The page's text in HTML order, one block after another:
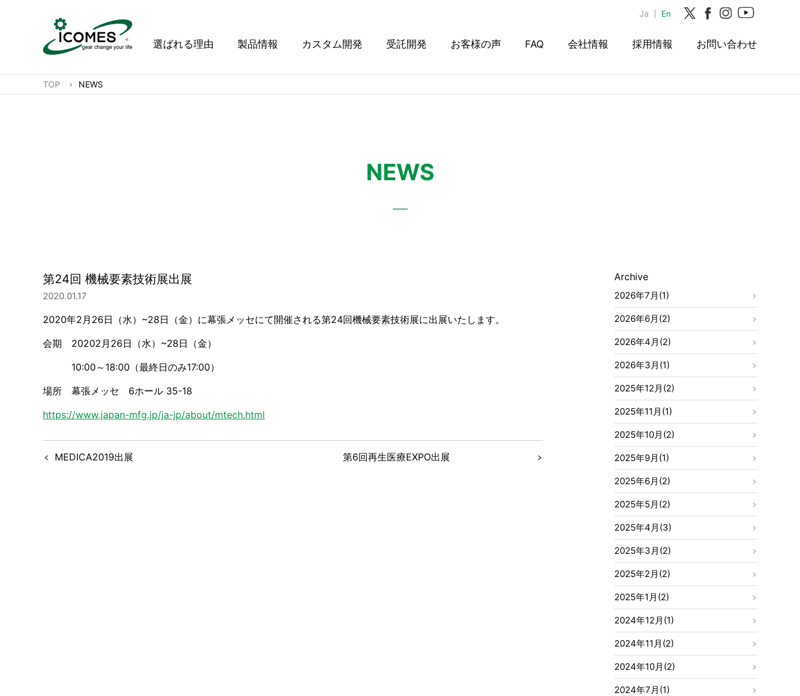
選ばれる理由 製品情報 カスタム開発 受託開発 お客様の声 FAQ 会社情報 採用情報 お問い合わせ
Ja En
TOP NEWS
NEWS
第24回 機械要素技術展出展
2020.01.17
2020年2月26日（水）~28日（金）に幕張メッセにて開催される第24回機械要素技術展に出展いたします。
会期 20202月26日（水）~28日（金）
10:00～18:00（最終日のみ17:00）
場所 幕張メッセ 6ホール 35-18
https://www.japan-mfg.jp/ja-jp/about/mtech.html
MEDICA2019出展 第6回再生医療EXPO出展
Archive
2026年7月(1)
2026年6月(2)
2026年4月(2)
2026年3月(1)
2025年12月(2)
2025年11月(1)
2025年10月(2)
2025年9月(1)
2025年6月(2)
2025年5月(2)
2025年4月(3)
2025年3月(2)
2025年2月(2)
2025年1月(2)
2024年12月(1)
2024年11月(2)
2024年10月(2)
2024年7月(1)